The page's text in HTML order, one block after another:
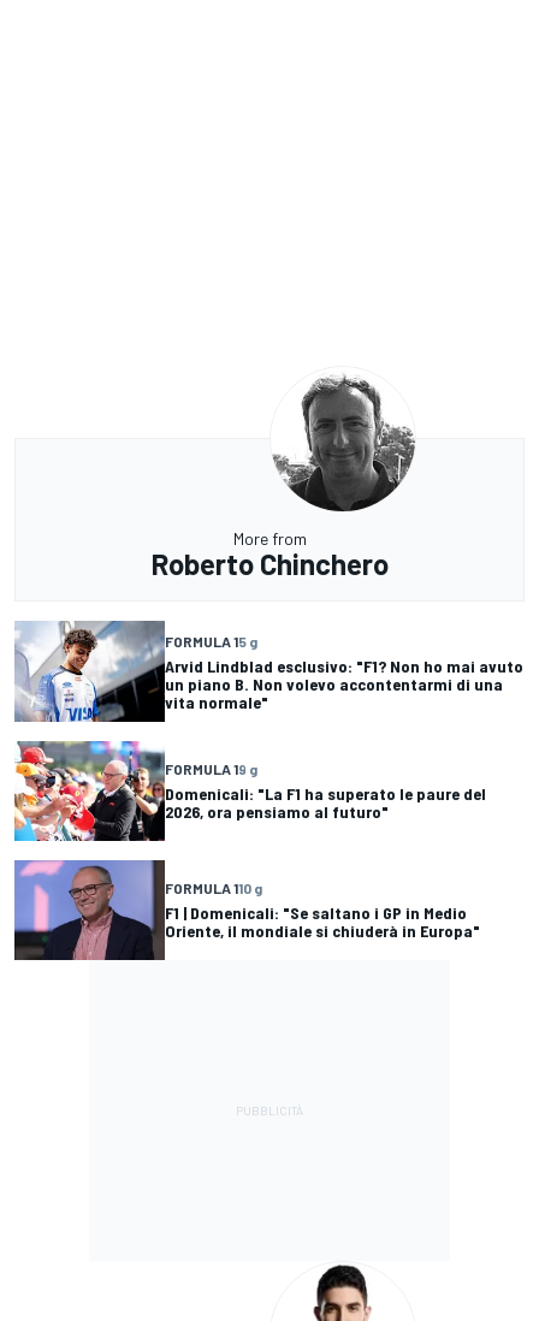
More from
Roberto Chinchero
FORMULA 15 g
Arvid Lindblad esclusivo: "F1? Non ho mai avuto
un piano B. Non volevo accontentarmi di una
vita normale"
FORMULA 19 g
Domenicali: "La F1 ha superato le paure del
2026, ora pensiamo al futuro"
FORMULA 110 g
F1 | Domenicali: "Se saltano i GP in Medio
Oriente, il mondiale si chiuderà in Europa"